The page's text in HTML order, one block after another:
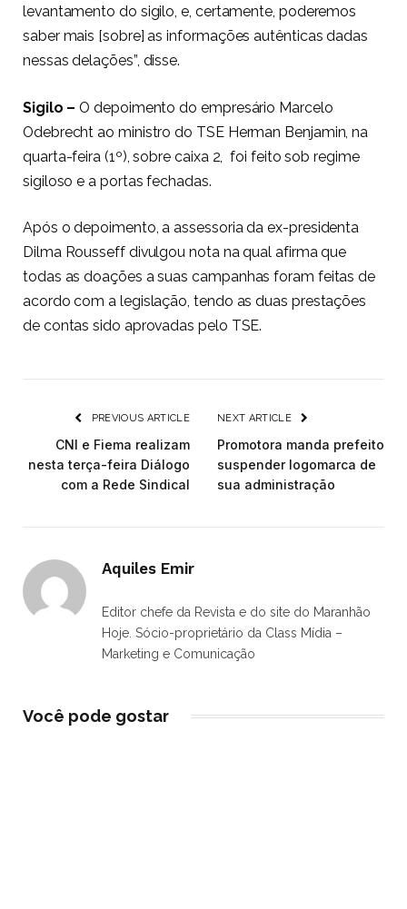
levantamento do sigilo, e, certamente, poderemos
saber mais [sobre] as informações autênticas dadas
nessas delações”, disse.
Sigilo –O depoimento do empresário Marcelo
Odebrecht ao ministro do TSE Herman Benjamin, na
quarta-feira (1º), sobre caixa 2, foi feito sob regime
sigiloso e a portas fechadas.
Após o depoimento, a assessoria da ex-presidenta
Dilma Rousseff divulgou nota na qual afirma que
todas as doações a suas campanhas foram feitas de
acordo com a legislação, tendo as duas prestações
de contas sido aprovadas pelo TSE.
PREVIOUS ARTICLE
CNI e Fiema realizam
nesta terça-feira Diálogo
com a Rede Sindical
NEXT ARTICLE
Promotora manda prefeito
suspender logomarca de
sua administração
Aquiles Emir
Editor chefe da Revista e do site do Maranhão
Hoje. Sócio-proprietário da Class Mídia –
Marketing e Comunicação
Você pode gostar